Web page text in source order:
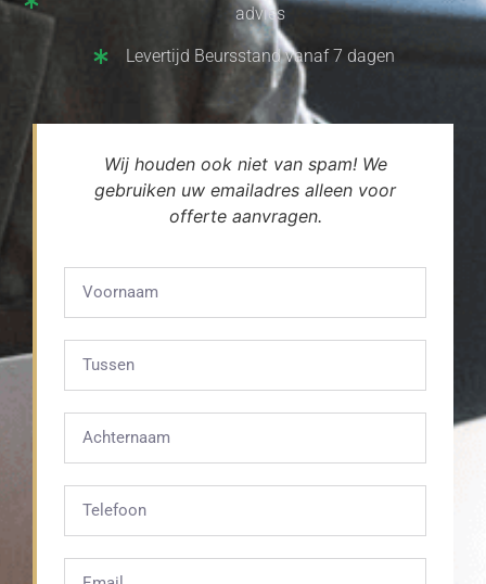
advies
Levertijd Beursstand vanaf 7 dagen
Wij houden ook niet van spam! We
gebruiken uw emailadres alleen voor
offerte aanvragen.